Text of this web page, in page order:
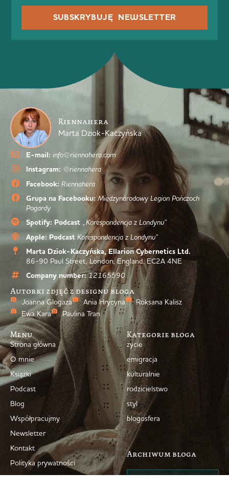
SUBSKRYBUJĘ NEWSLETTER
Riennahera
Marta Dziok-Kaczyńska
E-mail: info@riennahera.com
Instagram: @riennahera
Facebook: Riennahera
Grupa na Facebooku: Międzynarodowy Legion Pończoch
Pogardy
Spotify: Podcast „Korespondencja z Londynu”
Apple: Podcast Korespondencja z Londynu”
Marta Dziok-Kaczyńska, Ellarion Cybernetics Ltd.
86-90 Paul Street, London, England, EC2A 4NE
Company number: 12165590
Autorki zdjęć z designu bloga
Joanna Glogaza Ania Hrycyna
Roksana Kalisz
Ewa Kara
Paulina Tran
Menu
Strona główna
O mnie
Książki
Podcast
Blog
Współpracujmy
Newsletter
Kontakt
Polityka prywatności
Kategorie bloga
życie
emigracja
kulturalnie
rodzicielstwo
styl
blogosfera
Archiwum bloga